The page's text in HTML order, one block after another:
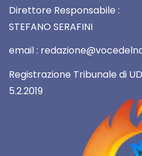
Direttore Responsabile :
STEFANO SERAFINI
email :
Registrazione Tribunale di
5.2.2019